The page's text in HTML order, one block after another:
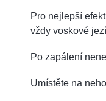
Pro nejlepší
vždy voskové
Po zapálení
Umístěte na